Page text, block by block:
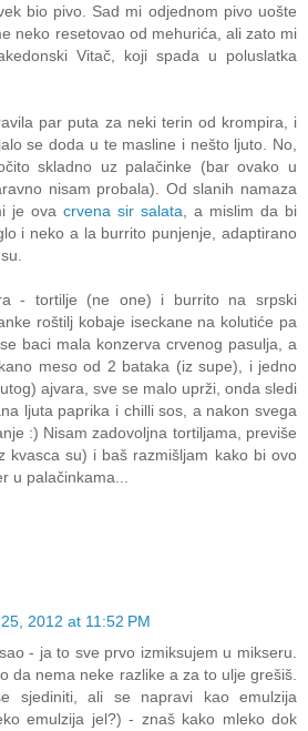
bio pivo. Sad mi odjednom pivo uošte
neko resetovao od mehurića, ali zato mi
Vitač, koji spada u poluslatka
par puta za neki terin od krompira, i
se doda u te masline i nešto ljuto. No,
skladno uz palačinke (bar ovako u
nisam probala). Od slanih namaza
je ova crvena sir salata, a mislim da bi
i neko a la burrito punjenje, adaptirano
- tortilje (ne one) i burrito na srpski
roštilj kobaje iseckane na kolutiće pa
baci mala konzerva crvenog pasulja, a
meso od 2 bataka (iz supe), i jedno
ajvara, sve se malo uprži, onda sledi
ljuta paprika i chilli sos, a nakon svega
:) Nisam zadovoljna tortiljama, previše
kvasca su) i baš razmišljam kako bi ovo
u palačinkama...
2012 at 11:52 PM
- ja to sve prvo izmiksujem u mikseru.
da nema neke razlike a za to ulje grešiš.
sjediniti, ali se napravi kao emulzija
emulzija jel?) - znaš kako mleko dok